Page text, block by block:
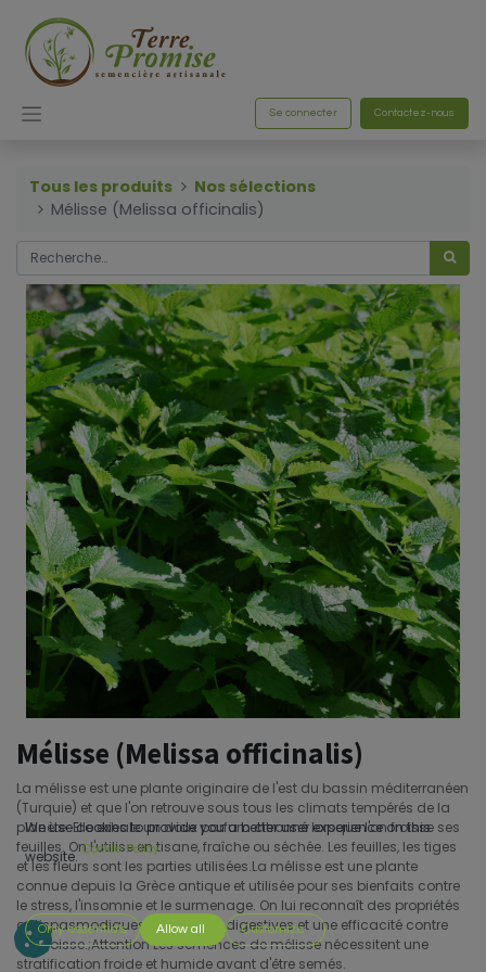
Se connecter Contactez-nous
Tous les produits
Nos sélections
Mélisse (Melissa officinalis)
Mélisse (Melissa officinalis)
La mélisse est une plante originaire de l'est du bassin méditerranéen
(Turquie) et que l'on retrouve sous tous les climats tempérés de la
planète. Elle exhale un doux parfum citronné lorsque l'on froisse ses
feuilles. On l'utilise en tisane, fraîche ou séchée. Les feuilles, les tiges
et les fleurs sont les parties utilisées.La mélisse est une plante
connue depuis la Grèce antique et utilisée pour ses bienfaits contre
le stress, l'insomnie et le surmenage. On lui reconnaît des propriétés
antispasmodiques, antivirales, digestives et une efficacité contre
l'angoisse.;Attention Les semences de mélisse nécessitent une
stratification froide et humide avant d'être semés.
We use cookies to provide you a better user experience on this
website. Cookie Policy
Only essentials Allow all Customize